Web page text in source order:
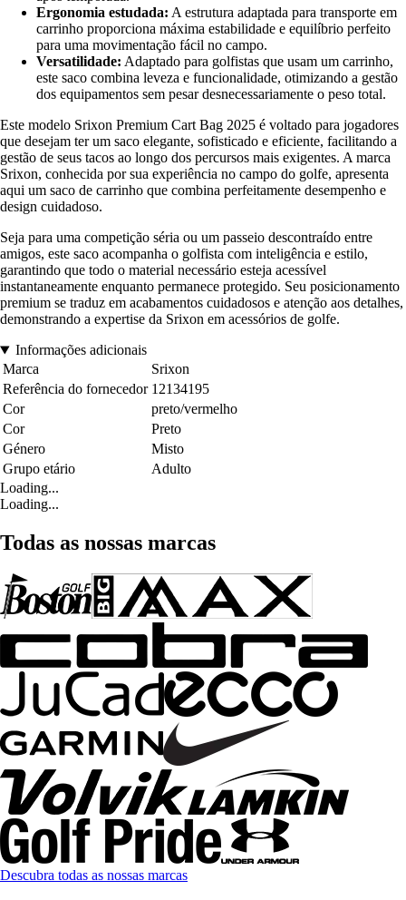
Ergonomia estudada: A estrutura adaptada para transporte em
carrinho proporciona máxima estabilidade e equilíbrio perfeito
para uma movimentação fácil no campo.
Versatilidade: Adaptado para golfistas que usam um carrinho,
este saco combina leveza e funcionalidade, otimizando a gestão
dos equipamentos sem pesar desnecessariamente o peso total.
Este modelo Srixon Premium Cart Bag 2025 é voltado para jogadores
que desejam ter um saco elegante, sofisticado e eficiente, facilitando a
gestão de seus tacos ao longo dos percursos mais exigentes. A marca
Srixon, conhecida por sua experiência no campo do golfe, apresenta
aqui um saco de carrinho que combina perfeitamente desempenho e
design cuidadoso.
Seja para uma competição séria ou um passeio descontraído entre
amigos, este saco acompanha o golfista com inteligência e estilo,
garantindo que todo o material necessário esteja acessível
instantaneamente enquanto permanece protegido. Seu posicionamento
premium se traduz em acabamentos cuidadosos e atenção aos detalhes,
demonstrando a expertise da Srixon em acessórios de golfe.
Informações adicionais
Marca
Srixon
Referência do fornecedor 12134195
Cor
preto/vermelho
Cor
Preto
Género
Misto
Grupo etário
Adulto
Loading...
Loading...
Todas as nossas marcas
Descubra todas as nossas marcas